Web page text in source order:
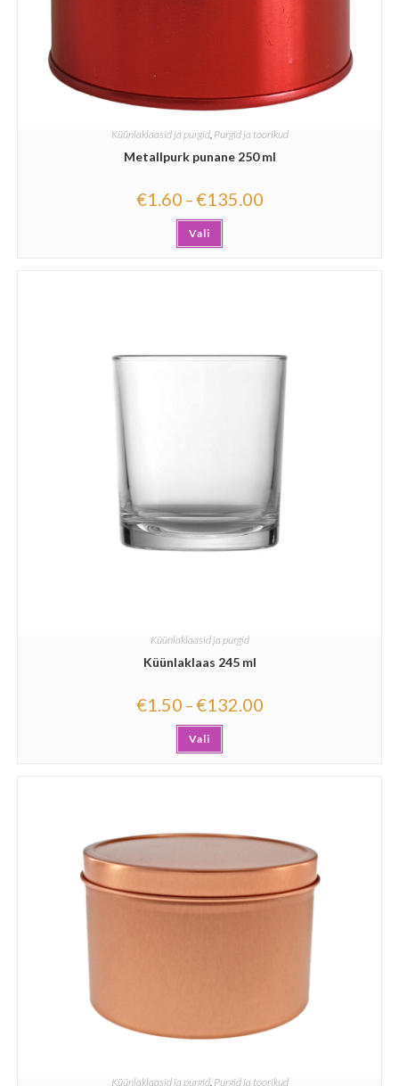
Küünlaklaasid ja purgid, Purgid ja toorikud
Metallpurk punane 250 ml
€1.60 –€135.00
Vali
Küünlaklaasid ja purgid
Küünlaklaas 245 ml
€1.50 –€132.00
Vali
Küünlaklaasid ja purgid, Purgid ja toorikud